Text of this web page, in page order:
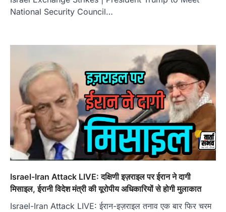
National Security Council…
Israel-Iran Attack LIVE: दक्षिणी इज़राइल पर ईरान ने दागी
मिसाइल, ईरानी विदेश मंत्री की यूरोपीय अधिकारियों से होगी मुलाकात
Israel-Iran Attack LIVE: ईरान-इज़राइल तनाव एक बार फिर चरम